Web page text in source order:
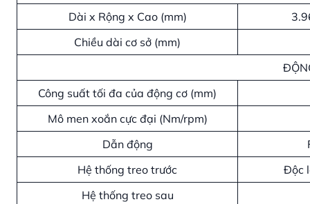
Dài x Rộng x Cao (mm)
Chiều dài cơ sở (mm)
Công suất tối đa của động cơ (mm)
Mô men xoắn cực đại (Nm/rpm)
Dẫn động
Hệ thống treo trước
Độc
Hệ thống treo sau